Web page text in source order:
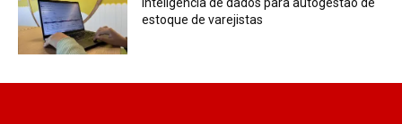
inteligência de dados para autogestão de
estoque de varejistas